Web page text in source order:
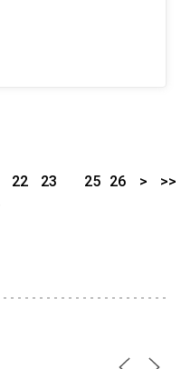
22
23
25 26 > >>